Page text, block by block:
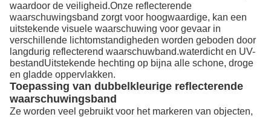
waardoor de veiligheid.Onze reflecterende
waarschuwingsband zorgt voor hoogwaardige, kan een
uitstekende visuele waarschuwing voor gevaar in
verschillende lichtomstandigheden worden geboden door
langdurig reflecterend waarschuwband.waterdicht en UV-
bestandUitstekende hechting op bijna alle schone, droge
en gladde oppervlakken.
Toepassing van dubbelkleurige reflecterende
waarschuwingsband
Ze worden veel gebruikt voor het markeren van objecten,